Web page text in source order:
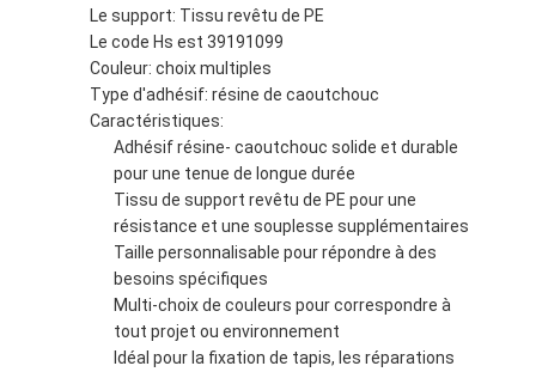
Maison
Produits
Le support: Tissu revêtu de PE
Le code Hs est 39191099
Couleur: choix multiples
Type d'adhésif: résine de caoutchouc
Caractéristiques:
Adhésif résine- caoutchouc solide et durable
pour une tenue de longue durée
Tissu de support revêtu de PE pour une
résistance et une souplesse supplémentaires
Taille personnalisable pour répondre à des
besoins spécifiques
Multi-choix de couleurs pour correspondre à
tout projet ou environnement
Idéal pour la fixation de tapis, les réparations